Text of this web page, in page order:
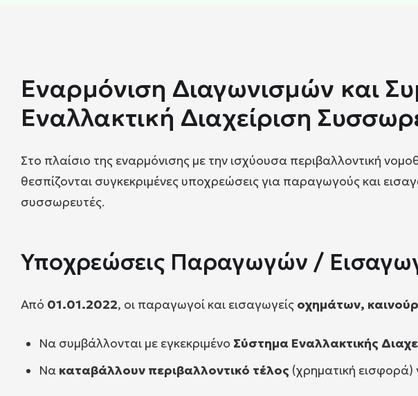
Εναρμόνιση Διαγωνισμών και
Εναλλακτική Διαχείριση
Στο πλαίσιο της εναρμόνισης με την ισχύουσα περιβαλλοντική
θεσπίζονται συγκεκριμένες υποχρεώσεις για παραγωγούς και
συσσωρευτές.
Υποχρεώσεις Παραγωγών /
Από 01.01.2022, οι παραγωγοί και εισαγωγείς οχημάτων,
Να συμβάλλονται με εγκεκριμένο Σύστημα Εναλλακτικής
Να καταβάλλουν περιβαλλοντικό τέλος (χρηματική